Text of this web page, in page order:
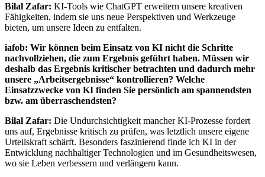
Bilal Zafar: KI-Tools wie ChatGPT erweitern unsere kreativen
Fähigkeiten, indem sie uns neue Perspektiven und Werkzeuge
bieten, um unsere Ideen zu entfalten.
iafob: Wir können beim Einsatz von KI nicht die Schritte
nachvollziehen, die zum Ergebnis geführt haben. Müssen wir
deshalb das Ergebnis kritischer betrachten und dadurch mehr
unsere „Arbeitsergebnisse“ kontrollieren? Welche
Einsatzzwecke von KI finden Sie persönlich am spannendsten
bzw. am überraschendsten?
Bilal Zafar: Die Undurchsichtigkeit mancher KI-Prozesse fordert
uns auf, Ergebnisse kritisch zu prüfen, was letztlich unsere eigene
Urteilskraft schärft. Besonders faszinierend finde ich KI in der
Entwicklung nachhaltiger Technologien und im Gesundheitswesen,
wo sie Leben verbessern und verlängern kann.